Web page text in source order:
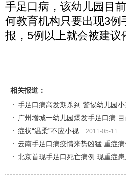
手足口病，该幼儿园目
何教育机构只要出现3
报，5例以上就会被建议
相关报道：
手足口病高发期杀到 警惕幼儿园
广州增城一幼儿园爆发手足口病
症状“温柔”不应小视 2011-05-11
云南手足口病疫情来势凶猛 重症
北京首现手足口死亡病例 现重症